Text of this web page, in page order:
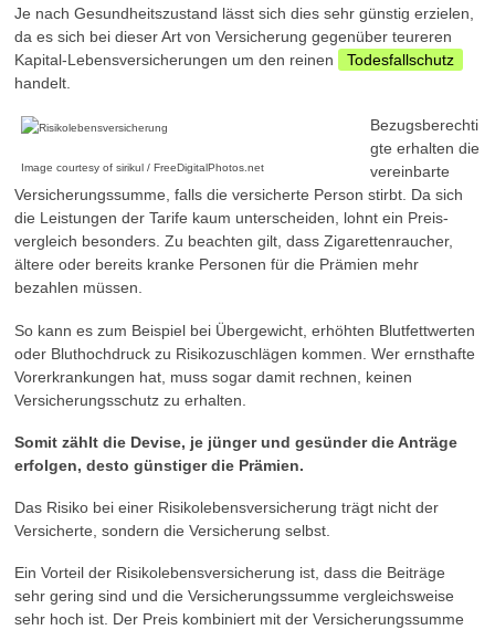
Je nach Gesundheitszustand lässt sich dies sehr günstig erzielen,
da es sich bei dieser Art von Versicherung gegenüber teureren
Kapital-Lebens­versicherungen um den reinen
Todesfallschutz
handelt.
Image courtesy of sirikul / FreeDigitalPhotos.net
Bezugsberechti
gte erhalten die
vereinbarte
Versicherungs­summe, falls die versicherte Person stirbt. Da sich
die Leistungen der Tarife kaum unterscheiden, lohnt ein Preis­
vergleich besonders. Zu beachten gilt, dass Zigarettenraucher,
ältere oder bereits kranke Personen für die Prämien mehr
bezahlen müssen.
So kann es zum Beispiel bei Übergewicht, erhöhten Blutfettwerten
oder Bluthochdruck zu Risikozuschlägen kommen. Wer ernsthafte
Vorerkrankungen hat, muss sogar damit rechnen, keinen
Versicherungsschutz zu erhalten.
Somit zählt die Devise, je jünger und gesünder die Anträge
erfolgen, desto günstiger die Prämien.
Das Risiko bei einer Risikolebensversicherung trägt nicht der
Versicherte, sondern die Versicherung selbst.
Ein Vorteil der Risikolebensversicherung ist, dass die Beiträge
sehr gering sind und die Versicherungssumme vergleichsweise
sehr hoch ist. Der Preis kombiniert mit der Versicherungssumme